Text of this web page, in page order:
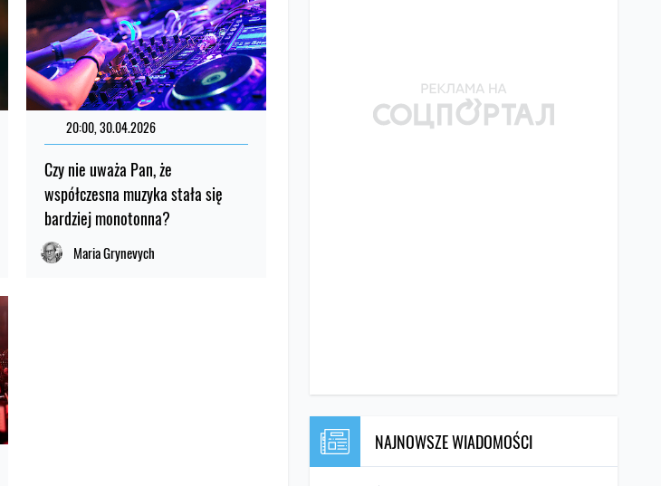
20:00, 30.04.2026
Czy nie uważa Pan, że
współczesna muzyka stała się
bardziej monotonna?
Maria Grynevych
NAJNOWSZE WIADOMOŚCI